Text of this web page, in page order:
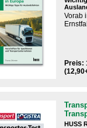
Vorab
Preis:
HUSS